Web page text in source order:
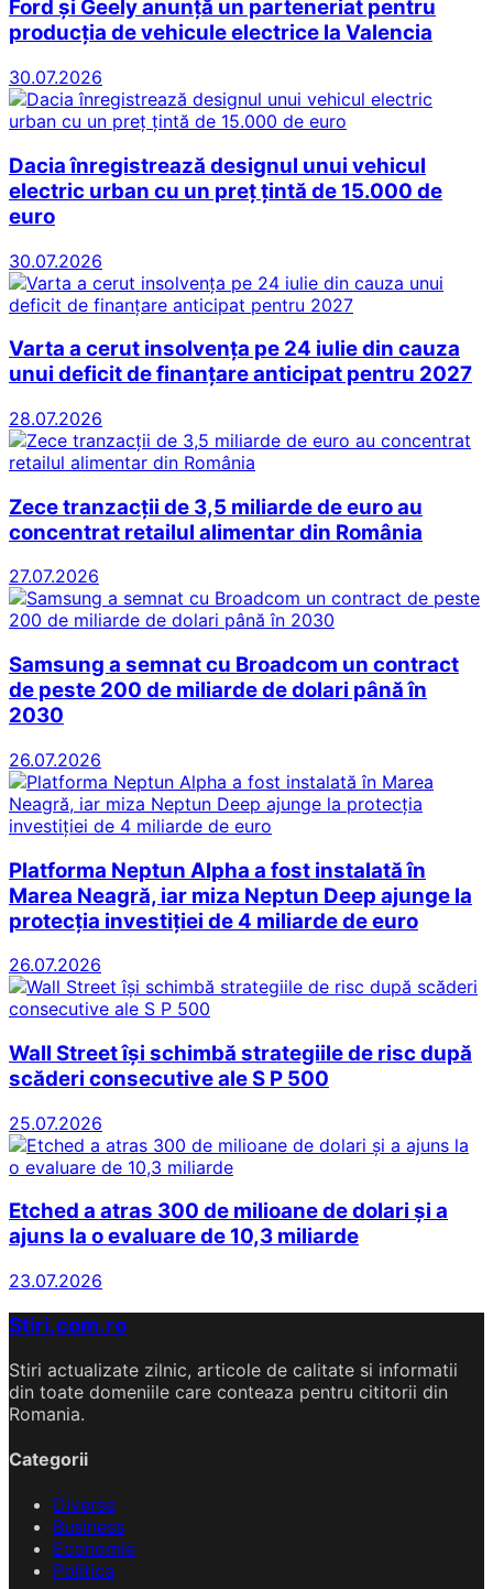
Ford și Geely anunță un parteneriat pentru
producția de vehicule electrice la Valencia
30.07.2026
Dacia înregistrează designul unui vehicul
electric urban cu un preț țintă de 15.000 de
euro
30.07.2026
Varta a cerut insolvența pe 24 iulie din cauza
unui deficit de finanțare anticipat pentru 2027
28.07.2026
Zece tranzacții de 3,5 miliarde de euro au
concentrat retailul alimentar din România
27.07.2026
Samsung a semnat cu Broadcom un contract
de peste 200 de miliarde de dolari până în
2030
26.07.2026
Platforma Neptun Alpha a fost instalată în
Marea Neagră, iar miza Neptun Deep ajunge la
protecția investiției de 4 miliarde de euro
26.07.2026
Wall Street își schimbă strategiile de risc după
scăderi consecutive ale S P 500
25.07.2026
Etched a atras 300 de milioane de dolari și a
ajuns la o evaluare de 10,3 miliarde
23.07.2026
Stiri.com.ro
Stiri actualizate zilnic, articole de calitate si informatii
din toate domeniile care conteaza pentru cititorii din
Romania.
Categorii
Diverse
Business
Economie
Politica